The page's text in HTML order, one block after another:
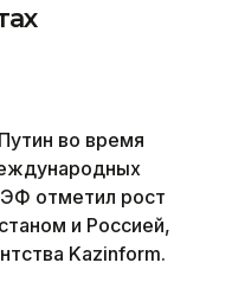
во время
отметил рост
и Россией,
Kazinform.